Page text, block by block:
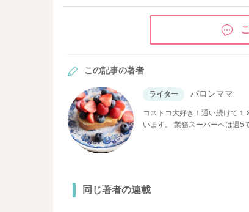
この記事の著者
ライター バロンママ
コストコ大好き！通い続けて１８年目に突入！ 「関東地方コストコ全14倉
います。 業務スーパーへは週5で通い新商品をチェック！ コストコ、業務スーパー商品のアレンジ料理を得意と
同じ著者の連載